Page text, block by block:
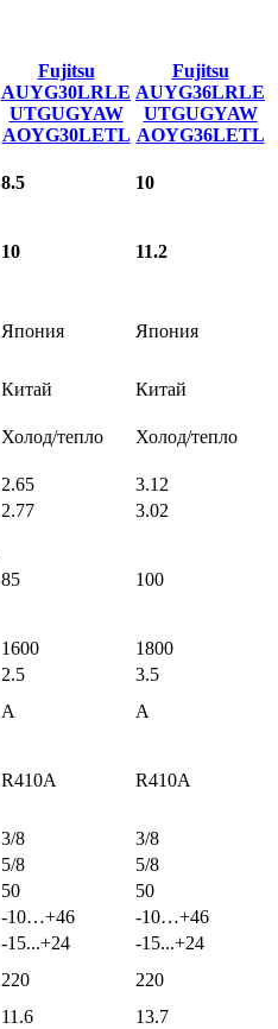
Fujitsu
AUYG30LRLE
UTGUGYAW
AOYG30LETL
Fujitsu
AUYG36LRLE
UTGUGYAW
AOYG36LETL
8.5 10
10 11.2
Япония Япония
Китай
Китай
Холод/тепло Холод/тепло
2.65
3.12
2.77
3.02
85 100
1600
1800
2.5
3.5
A
A
R410A R410A
3/8
3/8
5/8
5/8
50
50
-10…+46
-10…+46
-15...+24
-15...+24
220
220
11.6
13.7